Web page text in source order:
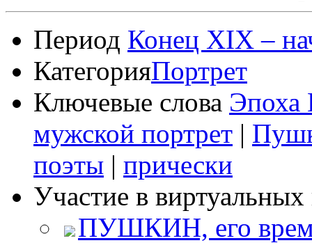
Период Конец XIX –
КатегорияПортрет
Ключевые слова Эпоха
мужской портрет |
поэты | прически
Участие в
ПУШКИН, его